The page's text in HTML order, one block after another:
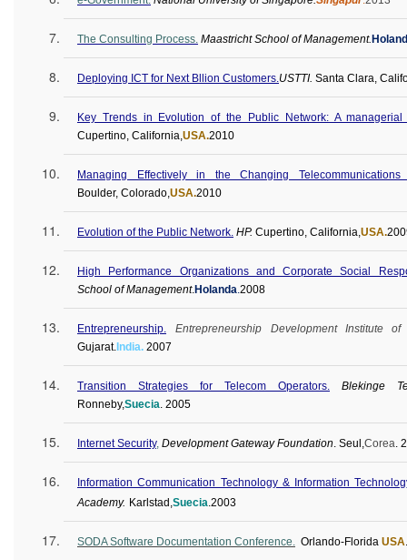
The Consulting Process. Maastricht School of Management.
Deploying ICT for Next Bllion Customers. USTTI. Santa Clara,
Key Trends in Evolution of the Public Network: A managerial
Cupertino, California, USA.2010
Managing Effectively in the Changing
Boulder, Colorado, USA.2010
Evolution of the Public Network. HP. Cupertino, California, USA.
High Performance Organizations and Corporate Social
School of Management.Holanda 2008
Entrepreneurship.
Entrepreneurship Development Institute of
Gujarat.India. 2007
Transition Strategies for Telecom Operators. Blekinge
Ronneby,Suecia . 2005
Internet Security, Development Gateway Foundation Seul Corea .
Information Communication Technology & Information
Academy. Karlstad, Suecia 2003
SODA Software Documentation Conference Orlando-Florida USA